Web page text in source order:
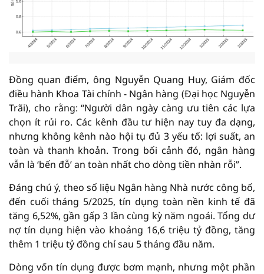
Đồng quan điểm, ông Nguyễn Quang Huy, Giám đốc
điều hành Khoa Tài chính - Ngân hàng (Đại học Nguyễn
Trãi), cho rằng: “Người dân ngày càng ưu tiên các lựa
chọn ít rủi ro. Các kênh đầu tư hiện nay tuy đa dạng,
nhưng không kênh nào hội tụ đủ 3 yếu tố: lợi suất, an
toàn và thanh khoản. Trong bối cảnh đó, ngân hàng
vẫn là ‘bến đỗ’ an toàn nhất cho dòng tiền nhàn rỗi”.
Đáng chú ý, theo số liệu Ngân hàng Nhà nước công bố,
đến cuối tháng 5/2025, tín dụng toàn nền kinh tế đã
tăng 6,52%, gần gấp 3 lần cùng kỳ năm ngoái. Tổng dư
nợ tín dụng hiện vào khoảng 16,6 triệu tỷ đồng, tăng
thêm 1 triệu tỷ đồng chỉ sau 5 tháng đầu năm.
Dòng vốn tín dụng được bơm mạnh, nhưng một phần